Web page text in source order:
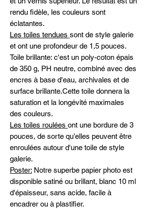
rendu fidèle, les couleurs sont
éclatantes.
Les toiles tendues sont de style galerie
et ont une profondeur de 1,5 pouces.
Toile brillante: c'est un poly-coton épais
de 350 g, PH neutre, combiné avec des
encres à base d'eau, archivales et de
surface brillante.Cette toile donnera la
saturation et la longévité maximales
des couleurs.
Les toiles roulées ont une bordure de 3
pouces, de sorte qu'elles peuvent être
enroulées autour d'une toile de style
galerie.
Poster: Notre superbe papier photo est
disponible satiné ou brillant, blanc 10 ml
d'épaisseur, sans acide, facile à
encadrer ou à plastifier.